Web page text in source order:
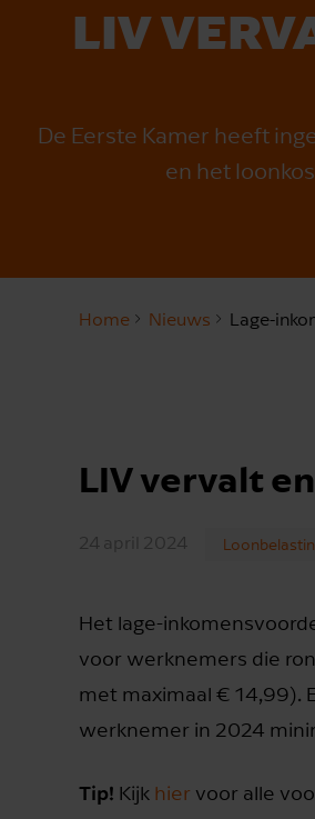
LIV
De Eerste Kamer heeft
en het
Home Nieuws Lage-
LIV vervalt
24 april 2024
Het lage-
voor werknemers die
met maximaal € 14,99).
werknemer in 2024
Tip! Kijk hier voor alle